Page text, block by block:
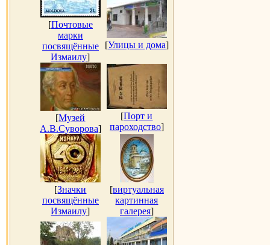
[Почтовые
марки
посвящённые
Измаилу]
[Улицы и дома]
[Музей
А.В.Суворова]
[Порт и
пароходство]
[Значки
посвящённые
Измаилу]
[виртуальная
картинная
галерея]